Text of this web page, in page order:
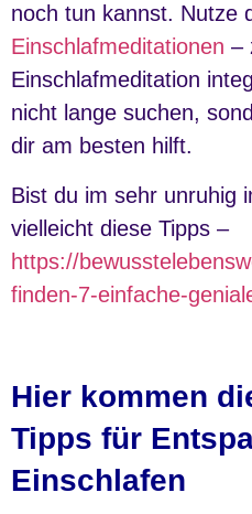
noch tun kannst. Nutze
Einschlafmeditationen –
Einschlafmeditation
nicht lange suchen,
dir am besten hilft.
Bist du im sehr unruhig
vielleicht diese Tipps –
https://
finden-7-einfache-
Hier kommen
Tipps für
Einschlafen